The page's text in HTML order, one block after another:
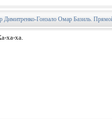
Димитренко-Гонзало Омар Базиль.
ха-ха.